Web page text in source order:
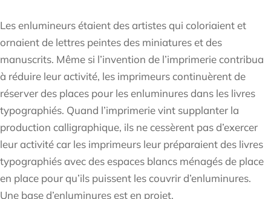
Les enlumineurs étaient des artistes qui coloriaient et
ornaient de lettres peintes des miniatures et des
manuscrits. Même si l’invention de l’imprimerie contribua
à réduire leur activité, les imprimeurs continuèrent de
réserver des places pour les enluminures dans les livres
typographiés. Quand l’imprimerie vint supplanter la
production calligraphique, ils ne cessèrent pas d’exercer
leur activité car les imprimeurs leur préparaient des livres
typographiés avec des espaces blancs ménagés de place
en place pour qu’ils puissent les couvrir d’enluminures.
Une base d’enluminures est en projet.